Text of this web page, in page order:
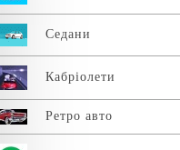
Седани
Кабріолети
Ретро авто